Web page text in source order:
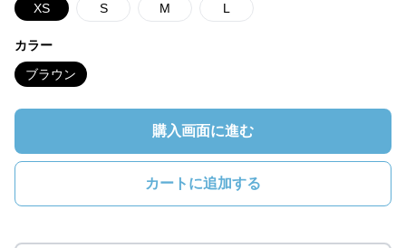
XS S M L
カラー
ブラウン
購入画面に進む
カートに追加する